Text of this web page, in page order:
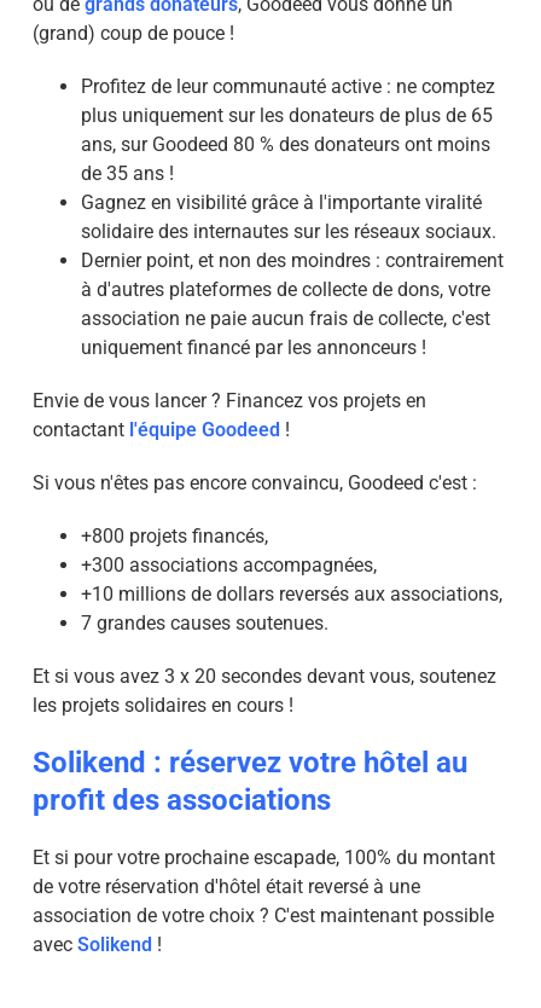
(grand) coup de pouce !
Profitez de leur communauté active : ne comptez
plus uniquement sur les donateurs de plus de 65
ans, sur Goodeed 80 % des donateurs ont moins
de 35 ans !
Gagnez en visibilité grâce à l'importante viralité
solidaire des internautes sur les réseaux sociaux.
Dernier point, et non des moindres : contrairement
à d'autres plateformes de collecte de dons, votre
association ne paie aucun frais de collecte, c'est
uniquement financé par les annonceurs !
Envie de vous lancer ? Financez vos projets en
contactant l'équipe Goodeed !
Si vous n'êtes pas encore convaincu, Goodeed c'est :
+800 projets financés,
+300 associations accompagnées,
+10 millions de dollars reversés aux associations,
7 grandes causes soutenues.
Et si vous avez 3 x 20 secondes devant vous, soutenez
les projets solidaires en cours !
Solikend : réservez votre hôtel au
profit des associations
Et si pour votre prochaine escapade, 100% du montant
de votre réservation d'hôtel était reversé à une
association de votre choix ? C'est maintenant possible
avec Solikend !